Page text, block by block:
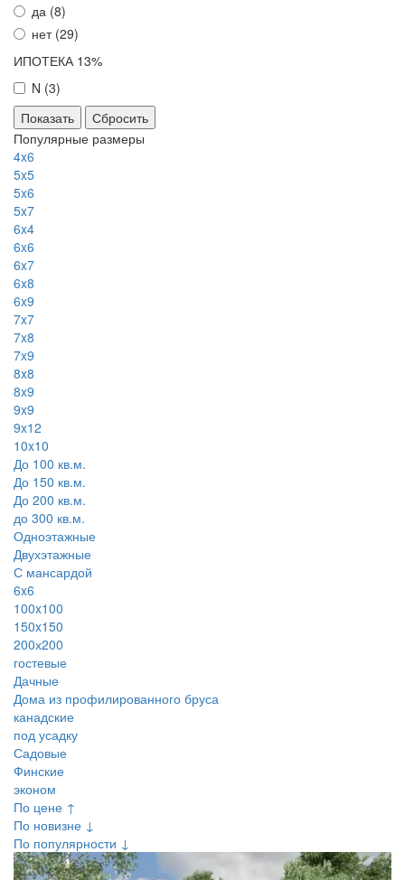
да (8)
нет (29)
ИПОТЕКА 13%
N (3)
Сбросить
Популярные размеры
4x6
5x5
5x6
5x7
6x4
6x6
6x7
6x8
6x9
7x7
7x8
7x9
8x8
8x9
9x9
9x12
10x10
До 100 кв.м.
До 150 кв.м.
До 200 кв.м.
до 300 кв.м.
Одноэтажные
Двухэтажные
С мансардой
6x6
100x100
150x150
200х200
гостевые
Дачные
Дома из профилированного бруса
канадские
под усадку
Садовые
Финские
эконом
По цене ↑
По новизне ↓
По популярности ↓